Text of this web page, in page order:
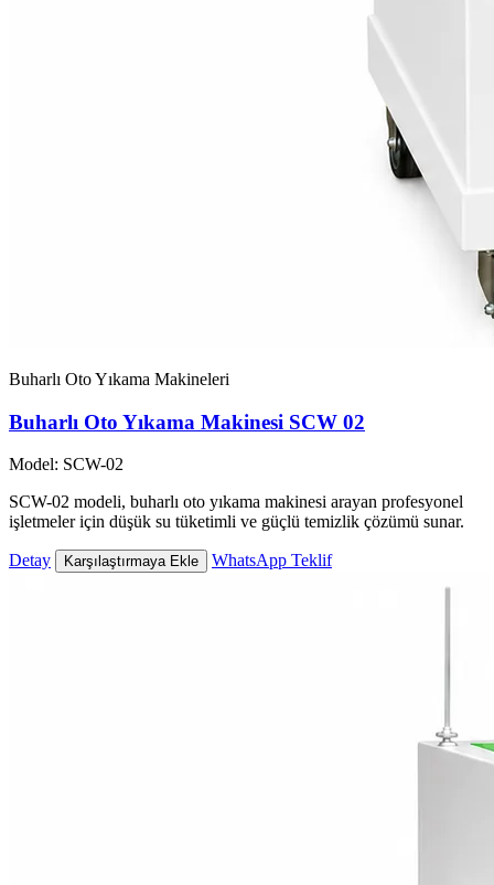
Buharlı Oto Yıkama Makineleri
Buharlı Oto Yıkama Makinesi SCW 02
Model: SCW-02
SCW-02 modeli, buharlı oto yıkama makinesi arayan profesyonel
işletmeler için düşük su tüketimli ve güçlü temizlik çözümü sunar.
Detay Karşılaştırmaya Ekle WhatsApp Teklif